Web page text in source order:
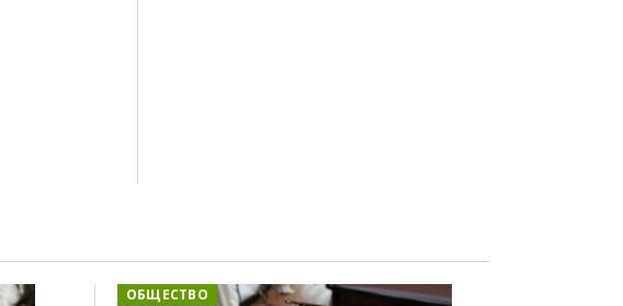
ОБЩЕСТВО